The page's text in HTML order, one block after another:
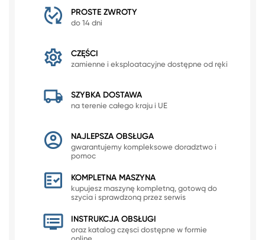
PROSTE ZWROTY
do 14 dni
CZĘŚCI
zamienne i eksploatacyjne dostępne od ręki
SZYBKA DOSTAWA
na terenie całego kraju i UE
NAJLEPSZA OBSŁUGA
gwarantujemy kompleksowe doradztwo i
pomoc
KOMPLETNA MASZYNA
kupujesz maszynę kompletną, gotową do
szycia i sprawdzoną przez serwis
INSTRUKCJA OBSŁUGI
oraz katalog częsci dostępne w formie